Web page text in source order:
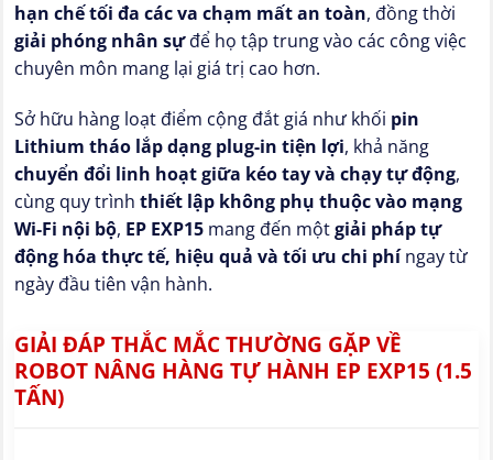
hạn chế tối đa các va chạm mất an toàn, đồng thời
giải phóng nhân sựđể họ tập trung vào các công việc
chuyên môn mang lại giá trị cao hơn.
Sở hữu hàng loạt điểm cộng đắt giá như khối pin
Lithium tháo lắp dạng plug-in tiện lợi, khả năng
chuyển đổi linh hoạt giữa kéo tay và chạy tự động,
cùng quy trình thiết lập không phụ thuộc vào mạng
Wi-Fi nội bộ, EP EXP15 mang đến mộtgiải pháp tự
động hóa thực tế, hiệu quả và tối ưu chi phíngay từ
ngày đầu tiên vận hành.
GIẢI ĐÁP THẮC MẮC THƯỜNG GẶP VỀ
ROBOT NÂNG HÀNG TỰ HÀNH EP EXP15 (1.5
TẤN)